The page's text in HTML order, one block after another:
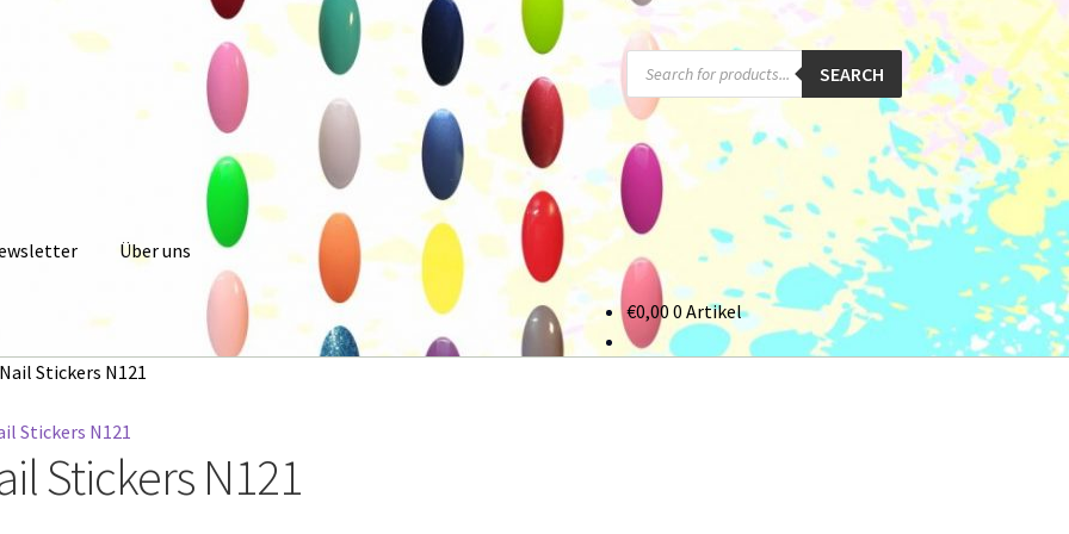
Products
search
SEARCH
Über uns
Newsletter Online Angebot Partner Anmeldung Partner Konto
€0,00 0 Artikel
Nail Stickers N121
Stickers N121